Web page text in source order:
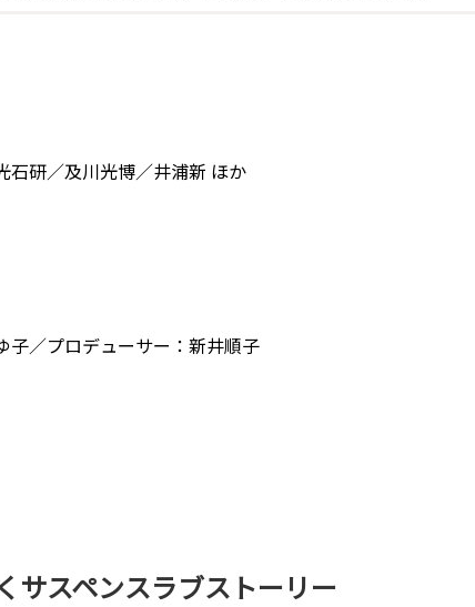
石研／及川光博／井浦新 ほか
子／プロデューサー：新井順子
スペンスラブストーリー